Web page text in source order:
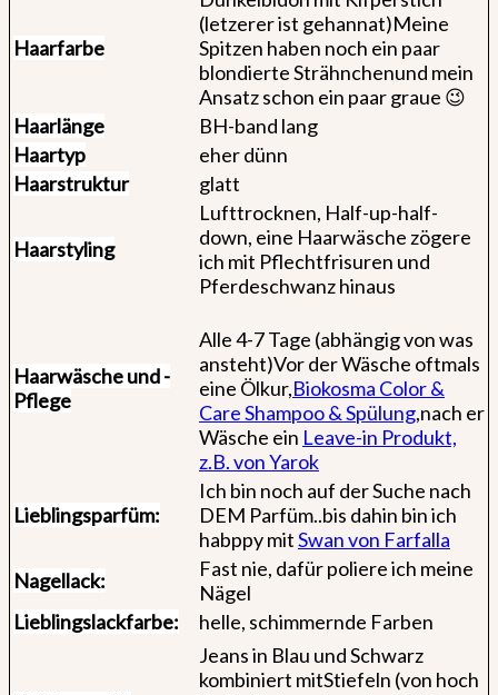
Haarfarbe
(letzerer ist gehannat)Meine
Spitzen haben noch ein paar
blondierte Strähnchenund mein
Ansatz schon ein paar graue 😉
Haarlänge
BH-band lang
Haartyp
eher dünn
Haarstruktur
glatt
Haarstyling
Lufttrocknen, Half-up-half-
down, eine Haarwäsche zögere
ich mit Pflechtfrisuren und
Pferdeschwanz hinaus
Haarwäsche und -
Pflege
Alle 4-7 Tage (abhängig von was
ansteht)Vor der Wäsche oftmals
eine Ölkur,Biokosma Color &
Care Shampoo & Spülung,nach er
Wäsche ein Leave-in Produkt,
z.B. von Yarok
Lieblingsparfüm:
Ich bin noch auf der Suche nach
DEM Parfüm..bis dahin bin ich
habppy mitSwan von Farfalla
Nagellack:
Fast nie, dafür poliere ich meine
Nägel
Lieblingslackfarbe:
helle, schimmernde Farben
Jeans in Blau und Schwarz
kombiniert mitStiefeln (von hoch